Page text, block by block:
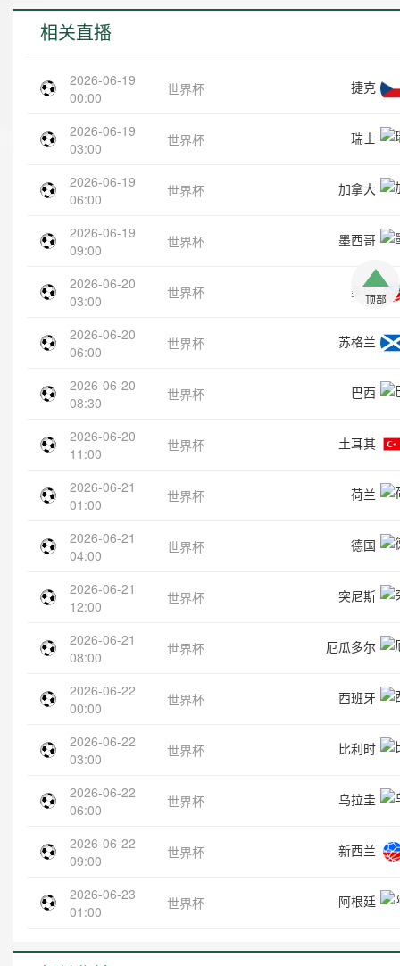
相关直播
2026-06-19
00:00
世界杯 捷克
2026-06-19
03:00
世界杯 瑞士
2026-06-19
06:00
世界杯 加拿大
2026-06-19
09:00
世界杯 墨西哥
2026-06-20
03:00
世界杯 美国
2026-06-20
06:00
世界杯 苏格兰
2026-06-20
08:30
世界杯 巴西
2026-06-20
11:00
世界杯 土耳其
2026-06-21
01:00
世界杯 荷兰
2026-06-21
04:00
世界杯 德国
2026-06-21
12:00
世界杯 突尼斯
2026-06-21
08:00
世界杯 厄瓜多尔
2026-06-22
00:00
世界杯 西班牙
2026-06-22
03:00
世界杯 比利时
2026-06-22
06:00
世界杯 乌拉圭
2026-06-22
09:00
世界杯 新西兰
2026-06-23
01:00
世界杯 阿根廷
顶部